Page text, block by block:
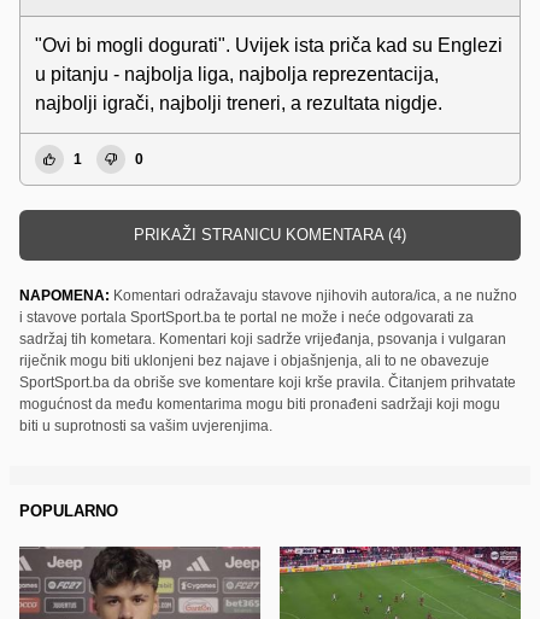
"Ovi bi mogli dogurati". Uvijek ista priča kad su Englezi
u pitanju - najbolja liga, najbolja reprezentacija,
najbolji igrači, najbolji treneri, a rezultata nigdje.
1 0
PRIKAŽI STRANICU KOMENTARA (4)
NAPOMENA: Komentari odražavaju stavove njihovih autora/ica, a ne nužno
i stavove portala SportSport.ba te portal ne može i neće odgovarati za
sadržaj tih kometara. Komentari koji sadrže vrijeđanja, psovanja i vulgaran
riječnik mogu biti uklonjeni bez najave i objašnjenja, ali to ne obavezuje
SportSport.ba da obriše sve komentare koji krše pravila. Čitanjem prihvatate
mogućnost da među komentarima mogu biti pronađeni sadržaji koji mogu
biti u suprotnosti sa vašim uvjerenjima.
POPULARNO